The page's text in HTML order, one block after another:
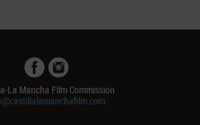
La Mancha Film Commission